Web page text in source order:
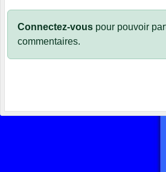
Connectez-vous pour pouvoir
commentaires.